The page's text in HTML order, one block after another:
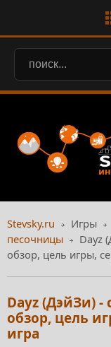
Stevsky.ru Игры
песочницы
Dayz
обзор, цель игры,
Dayz (ДэйЗи)
обзор, цель
игра